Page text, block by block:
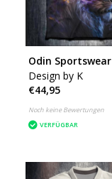
Odin Sportswear
Design by K
€44,95
Noch keine Bewertungen
VERFÜGBAR